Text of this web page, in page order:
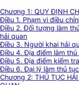
Chương 1: QUY ĐỊNH
Điều 1. Phạm vi điều
Điều 2. Đối tượng làm
hải quan
Điều 3. Người khai hải
Điều 4. Địa điểm làm
Điều 5. Địa điểm kiểm
Điều 6. Đại lý làm thủ
Chương 2: THỦ TỤC